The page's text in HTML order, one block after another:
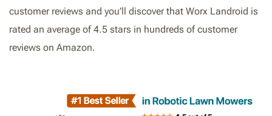
customer reviews and you’ll discover that Worx Landroid is
rated an average of 4.5 stars in hundreds of customer
reviews on Amazon.